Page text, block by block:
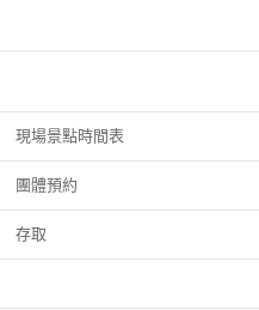
現場景點時間表
團體預約
存取